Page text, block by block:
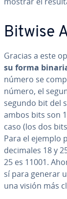
Bitwise
Gracias a este
su forma
número se
número, el
segundo bit del
ambos bits son
caso (los dos
Para el ejemplo
decimales 18 y
25 es 11001.
sí para generar
una visión más